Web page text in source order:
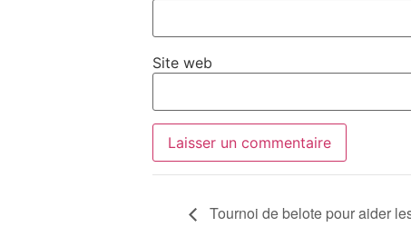
Site web
Tournoi de belote pour aider